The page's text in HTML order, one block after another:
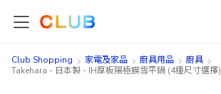
Club Shopping 家電及家品 廚具用品
廚具
Takehara - 日本製 - IH厚板陽極膜雪平鍋 (4種尺寸選擇)